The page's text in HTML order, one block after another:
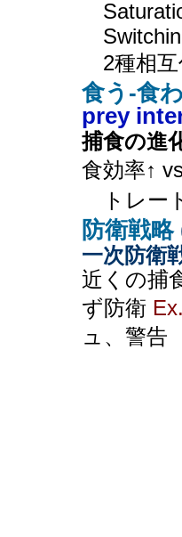
2種相
食う-食
prey
捕食の進
食効率↑
トレ
防衛戦略
一次防衛
近くの捕
ず防衛 Ex.
ュ、警告